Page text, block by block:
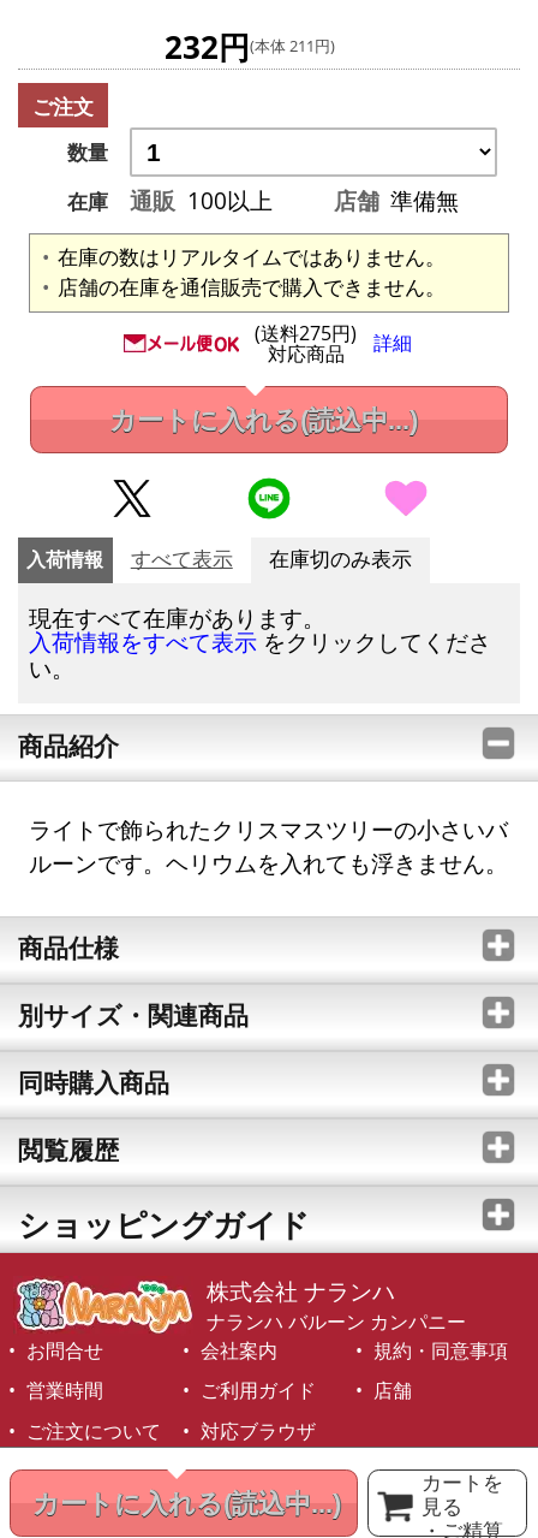
232円(本体 211円)
ご注文
数量
在庫
通販 100以上 店舗 準備無
在庫の数はリアルタイムではありません。
店舗の在庫を通信販売で購入できません。
(送料275円)
対応商品 詳細
カートに入れる(読込中...)
カートに入れる(読込中...)
カートを
見る
・ご精算
入荷情報 すべて表示 在庫切のみ表示
現在すべて在庫があります。
入荷情報をすべて表示 をクリックしてくださ
い。
商品紹介
ライトで飾られたクリスマスツリーの小さいバ
ルーンです。ヘリウムを入れても浮きません。
商品仕様
別サイズ・関連商品
同時購入商品
閲覧履歴
ショッピングガイド
株式会社 ナランハ
ナランハ バルーン カンパニー
お問合せ
会社案内
規約・同意事項
営業時間
ご利用ガイド
店舗
ご注文について
対応ブラウザ
©1999-2026 NARANJA Inc. All Rights Reserved.